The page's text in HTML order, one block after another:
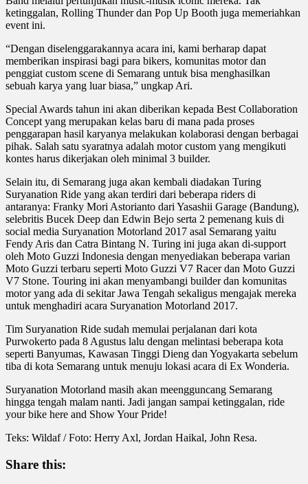
ketinggalan, Rolling Thunder dan Pop Up Booth juga memeriahkan
event ini.
“Dengan diselenggarakannya acara ini, kami berharap dapat
memberikan inspirasi bagi para bikers, komunitas motor dan
penggiat custom scene di Semarang untuk bisa menghasilkan
sebuah karya yang luar biasa,” ungkap Ari.
Special Awards tahun ini akan diberikan kepada Best Collaboration
Concept yang merupakan kelas baru di mana pada proses
penggarapan hasil karyanya melakukan kolaborasi dengan berbagai
pihak. Salah satu syaratnya adalah motor custom yang mengikuti
kontes harus dikerjakan oleh minimal 3 builder.
Selain itu, di Semarang juga akan kembali diadakan Turing
Suryanation Ride yang akan terdiri dari beberapa riders di
antaranya: Franky Mori Astorianto dari Yasashii Garage (Bandung),
selebritis Bucek Deep dan Edwin Bejo serta 2 pemenang kuis di
social media Suryanation Motorland 2017 asal Semarang yaitu
Fendy Aris dan Catra Bintang N. Turing ini juga akan di-support
oleh Moto Guzzi Indonesia dengan menyediakan beberapa varian
Moto Guzzi terbaru seperti Moto Guzzi V7 Racer dan Moto Guzzi
V7 Stone. Touring ini akan menyambangi builder dan komunitas
motor yang ada di sekitar Jawa Tengah sekaligus mengajak mereka
untuk menghadiri acara Suryanation Motorland 2017.
Tim Suryanation Ride sudah memulai perjalanan dari kota
Purwokerto pada 8 Agustus lalu dengan melintasi beberapa kota
seperti Banyumas, Kawasan Tinggi Dieng dan Yogyakarta sebelum
tiba di kota Semarang untuk menuju lokasi acara di Ex Wonderia.
Suryanation Motorland masih akan meengguncang Semarang
hingga tengah malam nanti. Jadi jangan sampai ketinggalan, ride
your bike here and Show Your Pride!
Teks: Wildaf / Foto: Herry Axl, Jordan Haikal, John Resa.
Share this: